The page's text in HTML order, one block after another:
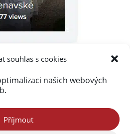
souhlas s cookies
našich webových
Příjmout
zablokoval
spamů